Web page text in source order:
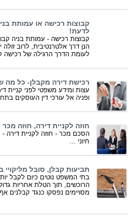
קבוצות רכישה או עמותת
לדעת!
קבוצות רכישה - עמותת בניה
הנן דרך אלטרנטיבית, לרוב זולה
לעומת הדרך הרגילה של רכישה
רכישת דירה מקבלן- כל מה
עצות ומידע משפטי לפני קניית
ופניה אל עורכי דין העוסקים
חוזה לקניית דירה, חוזה מכר
הסכם מכר - חוזה לקניית דירה
חיוני ...
תביעות קבלן, סובל מליקויי
בתי המשפט נוטים כיום לקבל
הרוכשים, תוך הטלת אחריות
מסויימים נפסקו כנגד קבלנים